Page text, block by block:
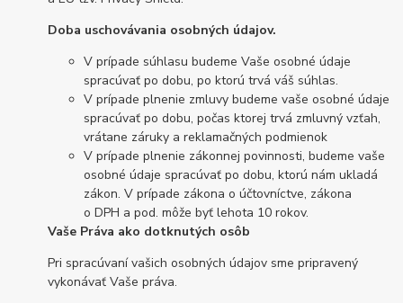
Doba uschovávania osobných údajov.
V prípade súhlasu budeme Vaše osobné údaje
spracúvať po dobu, po ktorú trvá váš súhlas.
V prípade plnenie zmluvy budeme vaše osobné údaje
spracúvať po dobu, počas ktorej trvá zmluvný vzťah,
vrátane záruky a reklamačných podmienok
V prípade plnenie zákonnej povinnosti, budeme vaše
osobné údaje spracúvať po dobu, ktorú nám ukladá
zákon. V prípade zákona o účtovníctve, zákona
o DPH a pod. môže byť lehota 10 rokov.
Vaše Práva ako dotknutých osôb
Pri spracúvaní vašich osobných údajov sme pripravený
vykonávať Vaše práva.